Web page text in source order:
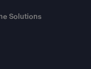
Solutions